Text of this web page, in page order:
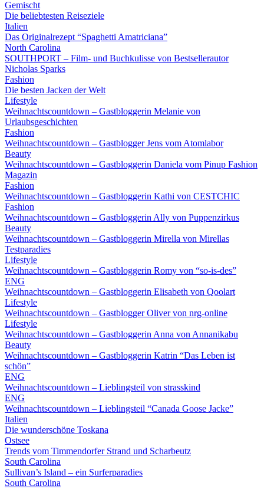
Gemischt
Die beliebtesten Reiseziele
Italien
Das Originalrezept “Spaghetti Amatriciana”
North Carolina
SOUTHPORT – Film- und Buchkulisse von Bestsellerautor
Nicholas Sparks
Fashion
Die besten Jacken der Welt
Lifestyle
Weihnachtscountdown – Gastbloggerin Melanie von
Urlaubsgeschichten
Fashion
Weihnachtscountdown – Gastblogger Jens vom Atomlabor
Beauty
Weihnachtscountdown – Gastbloggerin Daniela vom Pinup Fashion
Magazin
Fashion
Weihnachtscountdown – Gastbloggerin Kathi von CESTCHIC
Fashion
Weihnachtscountdown – Gastbloggerin Ally von Puppenzirkus
Beauty
Weihnachtscountdown – Gastbloggerin Mirella von Mirellas
Testparadies
Lifestyle
Weihnachtscountdown – Gastbloggerin Romy von “so-is-des”
ENG
Weihnachtscountdown – Gastbloggerin Elisabeth von Qoolart
Lifestyle
Weihnachtscountdown – Gastblogger Oliver von nrg-online
Lifestyle
Weihnachtscountdown – Gastbloggerin Anna von Annanikabu
Beauty
Weihnachtscountdown – Gastbloggerin Katrin “Das Leben ist
schön”
ENG
Weihnachtscountdown – Lieblingsteil von strasskind
ENG
Weihnachtscountdown – Lieblingsteil “Canada Goose Jacke”
Italien
Die wunderschöne Toskana
Ostsee
Trends vom Timmendorfer Strand und Scharbeutz
South Carolina
Sullivan’s Island – ein Surferparadies
South Carolina